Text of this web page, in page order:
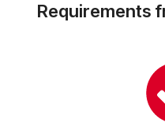
Requirements